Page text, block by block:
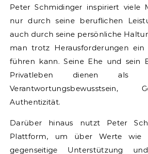
Peter Schmidinger inspiriert viele
nur durch seine beruflichen
auch durch seine persönliche
man trotz Herausforderungen ein
führen kann. Seine Ehe und sein
Privatleben dienen als
Authentizität.
Darüber hinaus nutzt Peter
Plattform, um über Werte wie
gegenseitige Unterstützung